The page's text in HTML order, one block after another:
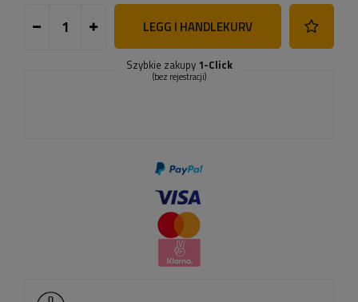
LEGG I HANDLEKURV
Szybkie zakupy 1-Click
(bez rejestracji)